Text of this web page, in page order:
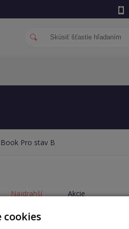
Pro stav B
Najdrahší Akcie
cookies